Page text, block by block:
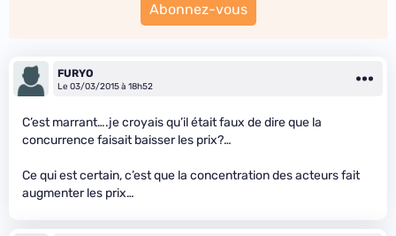
Abonnez-vous
FURYO
Le 03/03/2015 à 18h52
C’est marrant….je croyais qu’il était faux de dire que la
concurrence faisait baisser les prix?…
Ce qui est certain, c’est que la concentration des acteurs fait
augmenter les prix…